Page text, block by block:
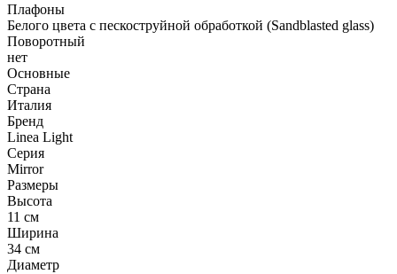
Плафоны
Белого цвета с пескоструйной обработкой (Sandblasted glass)
Поворотный
нет
Основные
Страна
Италия
Бренд
Linea Light
Серия
Mirror
Размеры
Высота
11 см
Ширина
34 см
Диаметр